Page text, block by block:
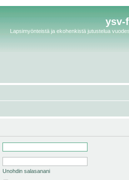
ysv-
Lapsimyönteistä ja ekohenkistä jutustelua
Unohdin salasanani